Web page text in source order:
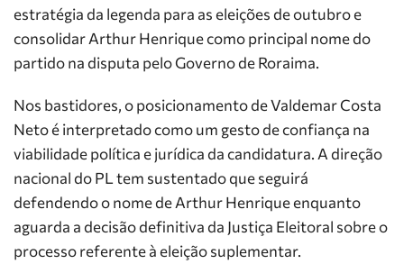
estratégia da legenda para as eleições de outubro e
consolidar Arthur Henrique como principal nome do
partido na disputa pelo Governo de Roraima.
Nos bastidores, o posicionamento de Valdemar Costa
Neto é interpretado como um gesto de confiança na
viabilidade política e jurídica da candidatura. A direção
nacional do PL tem sustentado que seguirá
defendendo o nome de Arthur Henrique enquanto
aguarda a decisão definitiva da Justiça Eleitoral sobre o
processo referente à eleição suplementar.